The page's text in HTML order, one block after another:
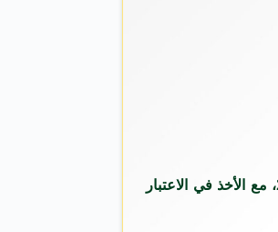
، مقابل خسائر بلغت 35.44 مليون جنيه بالفترة المماثلة من 2016، مع الأخذ في الاعتبار